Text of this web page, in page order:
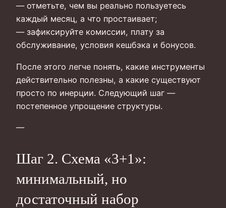
— отметьте, чем вы реально пользуетесь
каждый месяц, а что простаивает;
— зафиксируйте комиссии, плату за
обслуживание, условия кешбэка и бонусов.
После этого легче понять, какие инструменты
действительно полезны, а какие существуют
просто по инерции. Следующий шаг —
постепенное упрощение структуры.
—
Шаг 2. Схема «3+1»:
минимальный, но
достаточный набор